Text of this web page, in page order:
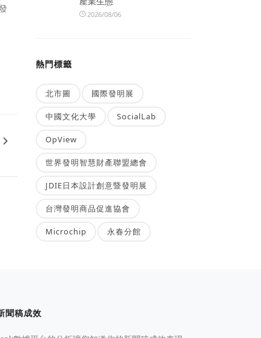
2026/08/06
熱門標籤
北市圖 國際發明展
中國文化大學 SocialLab
OpView
世界發明智慧財產聯盟總會
JDIE日本設計創意暨發明展
台灣發明商品促進協會
Microchip 永春分館
聞稿成效